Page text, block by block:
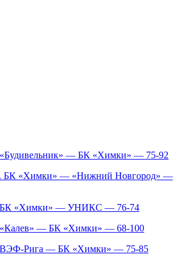
— БК «Химки» — 75-92
БК «Химки» — «Нижний Новгород» —
БК «Химки» — УНИКС — 76-74
— БК «Химки» — 68-100
ВЭФ-Рига — БК «Химки» — 75-85